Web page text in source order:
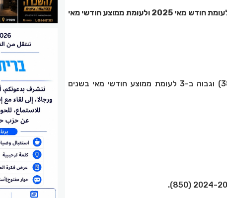
תאונות דרכים עם נפגעים שאירעו בחודש מאי 2026 לעומת חודש מאי 2025 ולעומת ממוצע חודשי מאי
מספר ההרוגים היה גבוה ב-2 לעומת מאי 2025 (38) וגבוה ב-3 לעומת ממוצע חודשי מאי בשנים